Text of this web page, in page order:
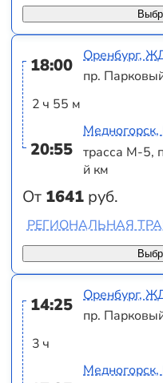
18:00
2 ч 55 м
20:55
От 1641 руб.
Оренбург,
пр.
трасса М-5,
й км
РЕГИОНАЛЬНАЯ
14:25
3 ч
Оренбург,
пр.